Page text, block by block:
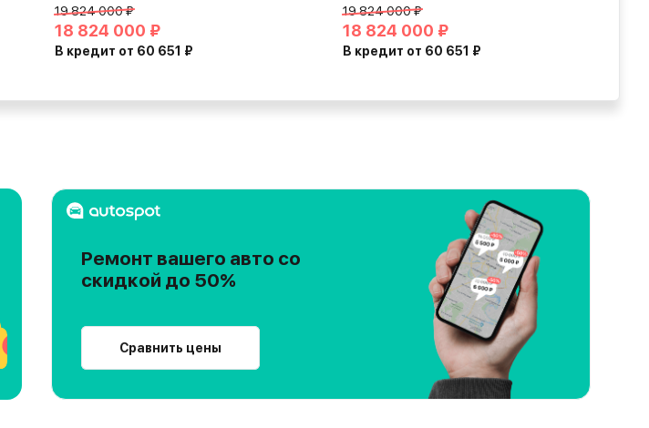
19 824 000 ₽
18 824 000 ₽
В кредит от 60 651 ₽
19 824 000 ₽
18 824 000 ₽
В кредит от 60 651 ₽
Ремонт вашего авто со
скидкой до 50%
Сравнить цены